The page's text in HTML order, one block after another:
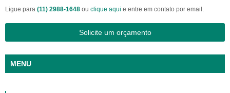
Ligue para (11) 2988-1648 ou clique aqui e entre em contato por email.
Solicite um orçamento
MENU